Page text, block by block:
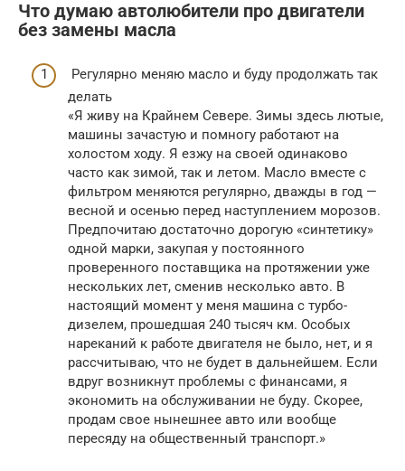
Что думаю автолюбители про двигатели
без замены масла
Регулярно меняю масло и буду продолжать так
делать
«Я живу на Крайнем Севере. Зимы здесь лютые,
машины зачастую и помногу работают на
холостом ходу. Я езжу на своей одинаково
часто как зимой, так и летом. Масло вместе с
фильтром меняются регулярно, дважды в год —
весной и осенью перед наступлением морозов.
Предпочитаю достаточно дорогую «синтетику»
одной марки, закупая у постоянного
проверенного поставщика на протяжении уже
нескольких лет, сменив несколько авто. В
настоящий момент у меня машина с турбо-
дизелем, прошедшая 240 тысяч км. Особых
нареканий к работе двигателя не было, нет, и я
рассчитываю, что не будет в дальнейшем. Если
вдруг возникнут проблемы с финансами, я
экономить на обслуживании не буду. Скорее,
продам свое нынешнее авто или вообще
пересяду на общественный транспорт.»